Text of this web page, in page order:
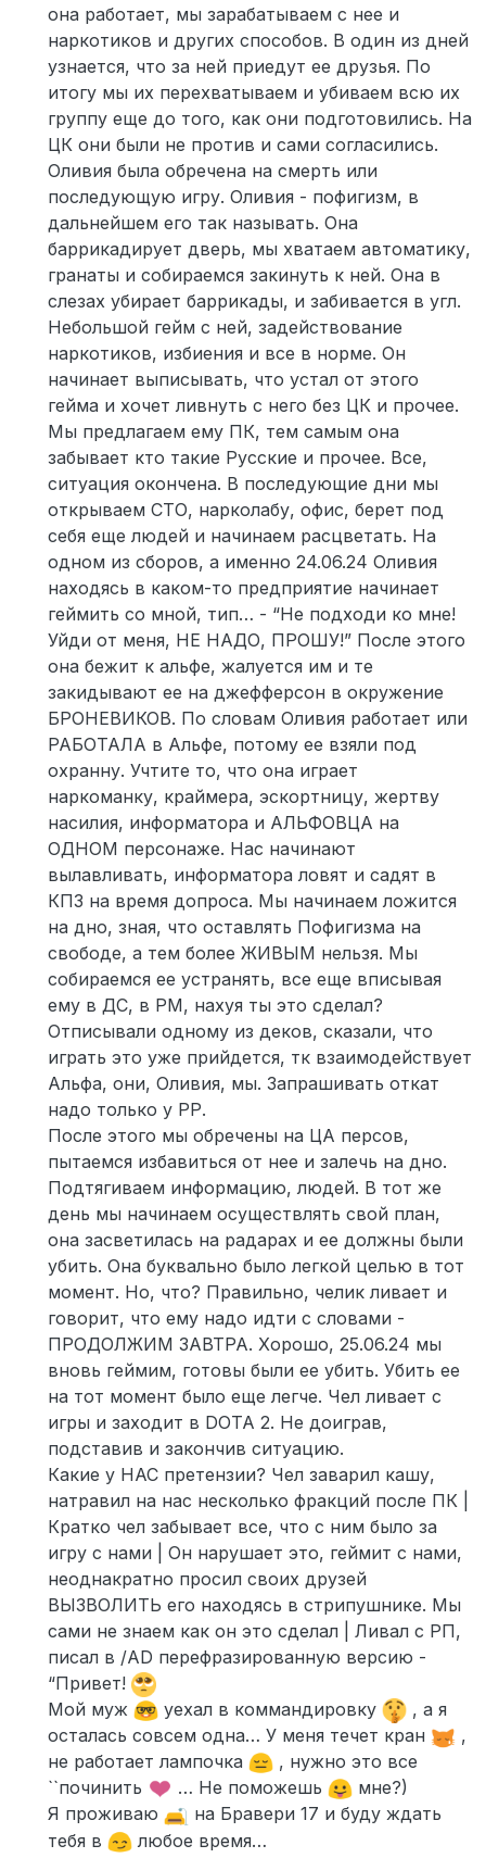
она работает, мы зарабатываем с нее и
наркотиков и других способов. В один из дней
узнается, что за ней приедут ее друзья. По
итогу мы их перехватываем и убиваем всю их
группу еще до того, как они подготовились. На
ЦК они были не против и сами согласились.
Оливия была обречена на смерть или
последующую игру. Оливия - пофигизм, в
дальнейшем его так называть. Она
баррикадирует дверь, мы хватаем автоматику,
гранаты и собираемся закинуть к ней. Она в
слезах убирает баррикады, и забивается в угл.
Небольшой гейм с ней, задействование
наркотиков, избиения и все в норме. Он
начинает выписывать, что устал от этого
гейма и хочет ливнуть с него без ЦК и прочее.
Мы предлагаем ему ПК, тем самым она
забывает кто такие Русские и прочее. Все,
ситуация окончена. В последующие дни мы
открываем СТО, нарколабу, офис, берет под
себя еще людей и начинаем расцветать. На
одном из сборов, а именно 24.06.24 Оливия
находясь в каком-то предприятие начинает
геймить со мной, тип… - “Не подходи ко мне!
Уйди от меня, НЕ НАДО, ПРОШУ!” После этого
она бежит к альфе, жалуется им и те
закидывают ее на джефферсон в окружение
БРОНЕВИКОВ. По словам Оливия работает или
РАБОТАЛА в Альфе, потому ее взяли под
охранну. Учтите то, что она играет
наркоманку, краймера, эскортницу, жертву
насилия, информатора и АЛЬФОВЦА на
ОДНОМ персонаже. Нас начинают
вылавливать, информатора ловят и садят в
КПЗ на время допроса. Мы начинаем ложится
на дно, зная, что оставлять Пофигизма на
свободе, а тем более ЖИВЫМ нельзя. Мы
собираемся ее устранять, все еще вписывая
ему в ДС, в PM, нахуя ты это сделал?
Отписывали одному из деков, сказали, что
играть это уже прийдется, тк взаимодействует
Альфа, они, Оливия, мы. Запрашивать откат
надо только у РР.
После этого мы обречены на ЦА персов,
пытаемся избавиться от нее и залечь на дно.
Подтягиваем информацию, людей. В тот же
день мы начинаем осуществлять свой план,
она засветилась на радарах и ее должны были
убить. Она буквально было легкой целью в тот
момент. Но, что? Правильно, челик ливает и
говорит, что ему надо идти с словами -
ПРОДОЛЖИМ ЗАВТРА. Хорошо, 25.06.24 мы
вновь геймим, готовы были ее убить. Убить ее
на тот момент было еще легче. Чел ливает с
игры и заходит в DOTA 2. Не доиграв,
подставив и закончив ситуацию.
Какие у НАС претензии? Чел заварил кашу,
натравил на нас несколько фракций после ПК |
Кратко чел забывает все, что с ним было за
игру с нами | Он нарушает это, геймит с нами,
неоднакратно просил своих друзей
ВЫЗВОЛИТЬ его находясь в стрипушнике. Мы
сами не знаем как он это сделал | Ливал с РП,
писал в /AD перефразированную версию -
“Привет!
Мой муж
уехал в коммандировку
, а я
осталась совсем одна… У меня течет кран
,
не работает лампочка
, нужно это все
``починить
… Не поможешь
мне?)
Я проживаю
на Бравери 17 и буду ждать
тебя в
любое время…